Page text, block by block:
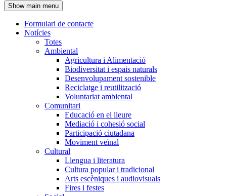
l'encapçalament
Show main menu
Navegació
principal
Formulari de contacte
Notícies
Totes
Ambiental
Agricultura i Alimentació
Biodiversitat i espais naturals
Desenvolupament sostenible
Reciclatge i reutilització
Voluntariat ambiental
Comunitari
Educació en el lleure
Mediació i cohesió social
Participació ciutadana
Moviment veïnal
Cultural
Llengua i literatura
Cultura popular i tradicional
Arts escèniques i audiovisuals
Fires i festes